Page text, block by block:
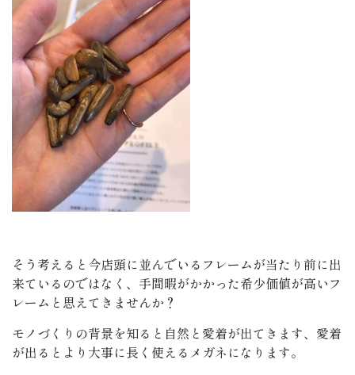
そう考えると今店頭に並んでいるフレームが当たり前に出
来ているのではなく、手間暇がかかった希少価値が高いフ
レームと思えてきませんか？
モノづくりの背景を知ると自然と愛着が出てきます、愛着
が出るとより大事に長く使えるメガネになります。